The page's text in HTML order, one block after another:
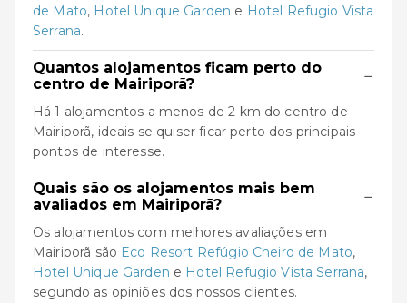
de Mato, Hotel Unique Garden e Hotel Refugio Vista
Serrana.
Quantos alojamentos ficam perto do
centro de Mairiporã?
−
Há 1 alojamentos a menos de 2 km do centro de
Mairiporã, ideais se quiser ficar perto dos principais
pontos de interesse.
Quais são os alojamentos mais bem
avaliados em Mairiporã?
−
Os alojamentos com melhores avaliações em
Mairiporã são Eco Resort Refúgio Cheiro de Mato,
Hotel Unique Garden e Hotel Refugio Vista Serrana,
segundo as opiniões dos nossos clientes.